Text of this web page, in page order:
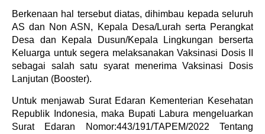
Berkenaan hal tersebut diatas, dihimbau kepada seluruh
AS dan Non ASN, Kepala Desa/Lurah serta Perangkat
Desa dan Kepala Dusun/Kepala Lingkungan berserta
Keluarga untuk segera melaksanakan Vaksinasi Dosis II
sebagai salah satu syarat menerima Vaksinasi Dosis
Lanjutan (Booster).
Untuk menjawab Surat Edaran Kementerian Kesehatan
Republik Indonesia, maka Bupati Labura mengeluarkan
Surat Edaran Nomor:443/191/TAPEM/2022 Tentang